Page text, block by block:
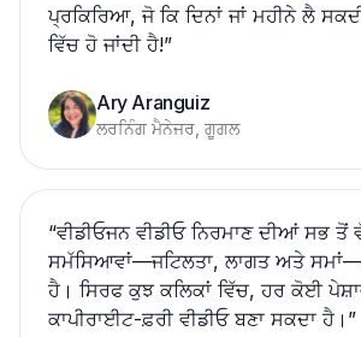
ਪ੍ਰਕਿਰਿਆ, ਜੋ ਕਿ ਦਿਨਾਂ ਜਾਂ ਮਹੀਨੇ ਲੈ
ਵਿੱਚ ਹੋ ਜਾਂਦੀ ਹੈ!”
Ary Aranguiz
ਲਰਨਿੰਗ ਮੈਨੇਜਰ, ਗੂਗਲ
“ਵੀਡੀਓਜਨ ਵੀਡੀਓ ਨਿਰਮਾਣ ਦੀਆਂ ਸਭ ਤੋਂ
ਸਮੱਸਿਆਵਾਂ—ਜਟਿਲਤਾ, ਲਾਗਤ ਅਤੇ
ਹੈ। ਸਿਰਫ ਕੁਝ ਕਲਿਕਾਂ ਵਿੱਚ, ਹਰ ਕੋਈ
ਕਾਪੀਰਾਈਟ-ਫ਼ਰੀ ਵੀਡੀਓ ਬਣਾ ਸਕਦਾ ਹੈ। ”